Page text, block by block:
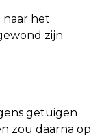
naar het
zijn
getuigen
zou daarna op